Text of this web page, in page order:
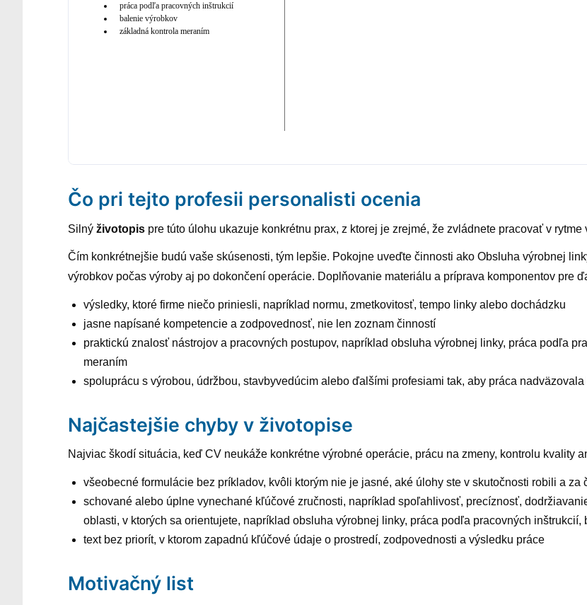
práca podľa pracovných inštrukcií
balenie výrobkov
základná kontrola meraním
Čo pri tejto profesii personalisti ocenia
Silný životopis pre túto úlohu ukazuje konkrétnu prax, z ktorej je zrejmé, že zvládnete pracovať v
Čím konkrétnejšie budú vaše skúsenosti, tým lepšie. Pokojne uveďte činnosti ako Obsluha výrobnej
výrobkov počas výroby aj po dokončení operácie. Doplňovanie materiálu a príprava komponentov pre
výsledky, ktoré firme niečo priniesli, napríklad normu, zmetkovitosť, tempo linky alebo dochádzku
jasne napísané kompetencie a zodpovednosť, nie len zoznam činností
praktickú znalosť nástrojov a pracovných postupov, napríklad obsluha výrobnej linky, práca podľa
meraním
spoluprácu s výrobou, údržbou, stavbyvedúcim alebo ďalšími profesiami tak, aby práca nadväzovala
Najčastejšie chyby v životopise
Najviac škodí situácia, keď CV neukáže konkrétne výrobné operácie, prácu na zmeny, kontrolu kvality
všeobecné formulácie bez príkladov, kvôli ktorým nie je jasné, aké úlohy ste v skutočnosti robili a
schované alebo úplne vynechané kľúčové zručnosti, napríklad spoľahlivosť, precíznosť,
oblasti, v ktorých sa orientujete, napríklad obsluha výrobnej linky, práca podľa pracovných
text bez priorít, v ktorom zapadnú kľúčové údaje o prostredí, zodpovednosti a výsledku práce
Motivačný list